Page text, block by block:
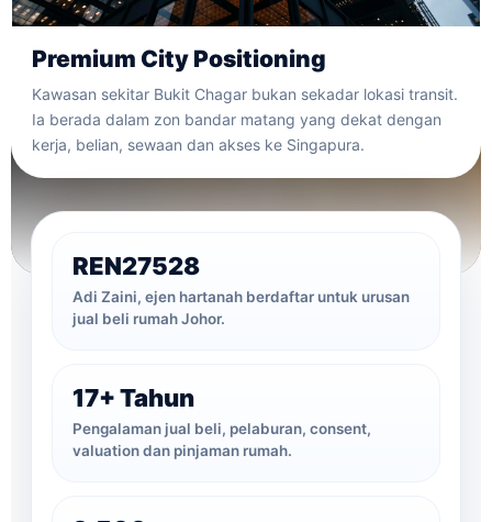
Premium City Positioning
Kawasan sekitar Bukit Chagar bukan sekadar lokasi transit.
Ia berada dalam zon bandar matang yang dekat dengan
kerja, belian, sewaan dan akses ke Singapura.
REN27528
Adi Zaini, ejen hartanah berdaftar untuk urusan
jual beli rumah Johor.
17+ Tahun
Pengalaman jual beli, pelaburan, consent,
valuation dan pinjaman rumah.